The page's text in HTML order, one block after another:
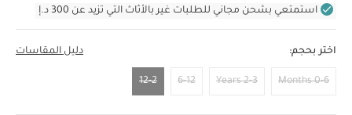
استمتعي بشحن مجاني للطلبات غير بالأثاث التي تزيد عن 300 د.إ
اختر بحجم: دليل المقاسات
0-6 Months
2-3 Years
6-12
12-2